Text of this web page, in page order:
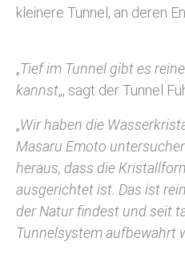
kleinere Tunnel, an deren
„Tief im Tunnel gibt es
kannst„, sagt der Tunnel
„Wir haben die
Masaru Emoto
heraus, dass die
ausgerichtet ist. Das ist
der Natur findest und seit
Tunnelsystem aufbewahrt